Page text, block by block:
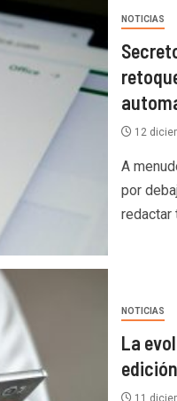
NOTICIAS
12
A
por
redactar
NOTICIAS
La
11